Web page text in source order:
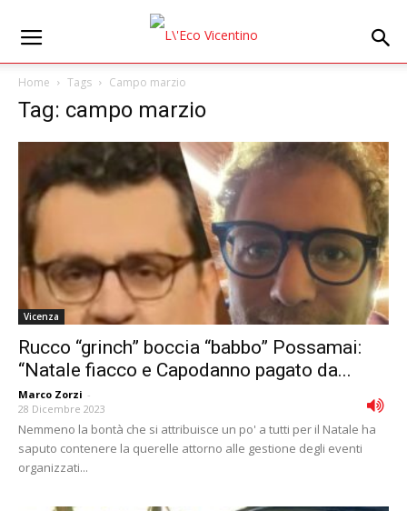
Home Tags Campo marzio
Tag: campo marzio
Vicenza
Rucco “grinch” boccia “babbo” Possamai:
“Natale fiacco e Capodanno pagato da...
Marco Zorzi -
28 Dicembre 2023
Nemmeno la bontà che si attribuisce un po' a tutti per il Natale ha
saputo contenere la querelle attorno alle gestione degli eventi
organizzati...